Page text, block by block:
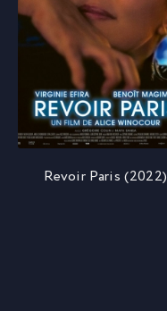
Revoir Paris (2022)